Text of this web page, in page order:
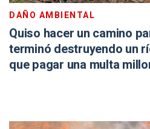
DAÑO AMBIENTAL
Quiso hacer un camino
terminó destruyendo un
que pagar una multa